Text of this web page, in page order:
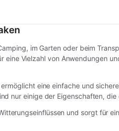
im Garten oder beim
Vielzahl von Anwendungen
eine einfache und
nur einige der Eigenschaften,
und sorgt für